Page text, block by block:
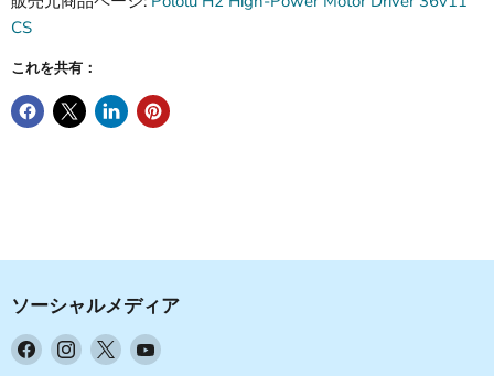
CS
これを共有：
ソーシャルメディア
FacebookInstagram
X
YouTube